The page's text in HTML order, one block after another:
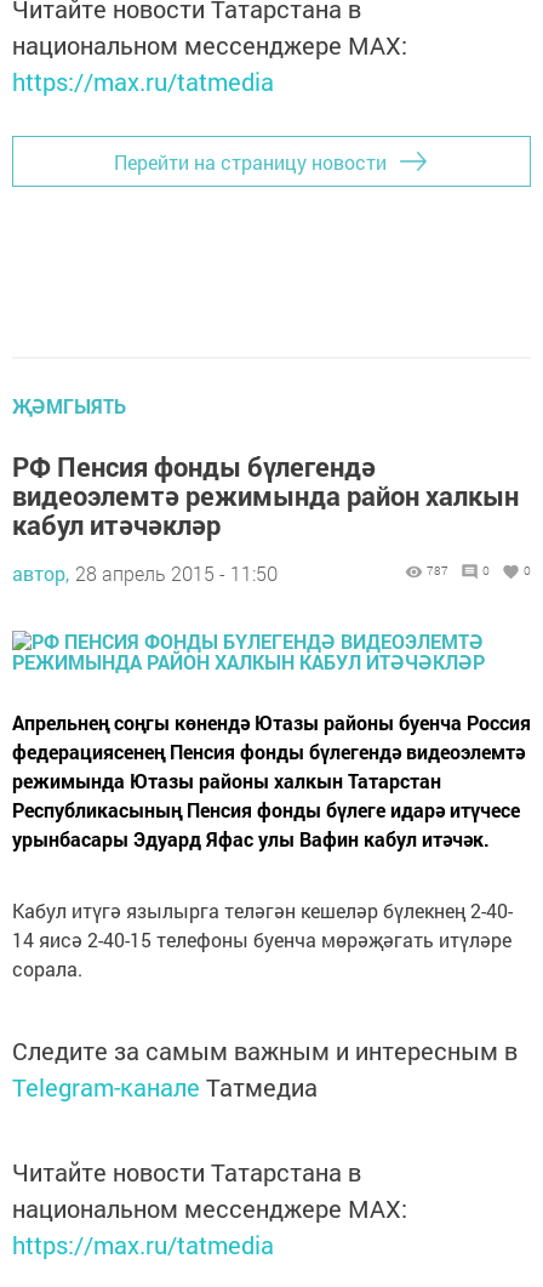
Читайте новости Татарстана в
национальном мессенджере MАХ:
https://max.ru/tatmedia
Перейти на страницу новости
ҖӘМГЫЯТЬ
РФ Пенсия фонды бүлегендә
видеоэлемтә режимында район халкын
кабул итәчәкләр
автор, 28 апрель 2015 - 11:50 787 0 0
Апрельнең соңгы көнендә Ютазы районы буенча Россия
федерациясенең Пенсия фонды бүлегендә видеоэлемтә
режимында Ютазы районы халкын Татарстан
Республикасының Пенсия фонды бүлеге идарә итүчесе
урынбасары Эдуард Яфас улы Вафин кабул итәчәк.
Кабул итүгә язылырга теләгән кешеләр бүлекнең 2-40-
14 яисә 2-40-15 телефоны буенча мөрәҗәгать итүләре
сорала.
Следите за самым важным и интересным в
Telegram-канале Татмедиа
Читайте новости Татарстана в
национальном мессенджере MАХ:
https://max.ru/tatmedia